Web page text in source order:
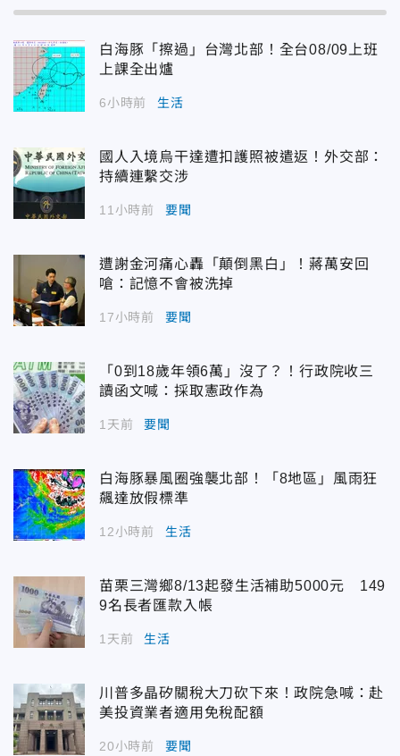
白海豚「擦過」台灣北部！全台08/09上班
上課全出爐
6小時前 生活
國人入境烏干達遭扣護照被遣返！外交部：
持續連繫交涉
11小時前 要聞
遭謝金河痛心轟「顛倒黑白」！蔣萬安回
嗆：記憶不會被洗掉
17小時前 要聞
「0到18歲年領6萬」沒了？！行政院收三
讀函文喊：採取憲政作為
1天前 要聞
白海豚暴風圈強襲北部！「8地區」風雨狂
飆達放假標準
12小時前 生活
苗栗三灣鄉8/13起發生活補助5000元 149
9名長者匯款入帳
1天前 生活
川普多晶矽關稅大刀砍下來！政院急喊：赴
美投資業者適用免稅配額
20小時前 要聞